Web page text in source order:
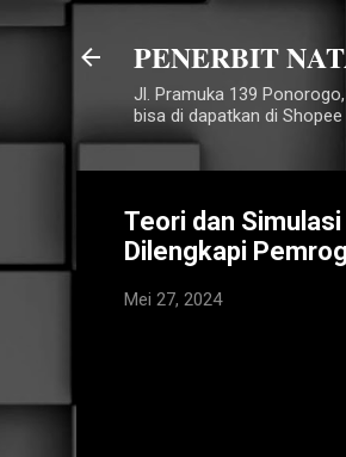
PENERBIT
Jl. Pramuka 139
bisa di dapatkan di
Teori dan
Dilengkapi
Mei 27, 2024